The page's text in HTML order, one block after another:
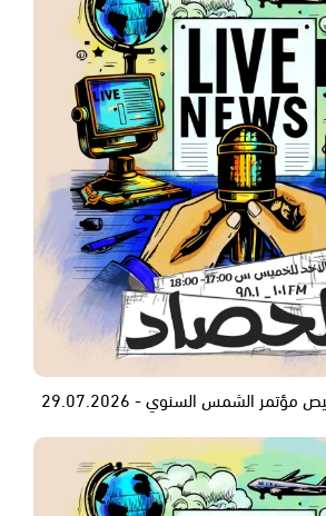
الشمس السنوي - 29.07.2026